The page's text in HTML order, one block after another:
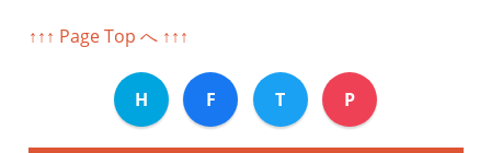
↑↑↑ Page Top へ ↑↑↑
H F T P